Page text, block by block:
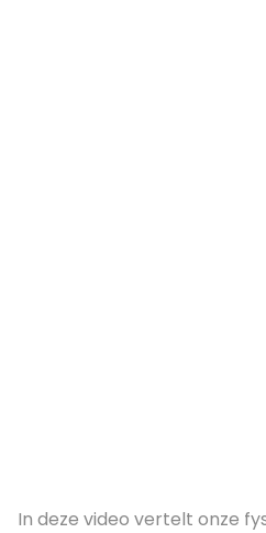
In deze video vertelt onze